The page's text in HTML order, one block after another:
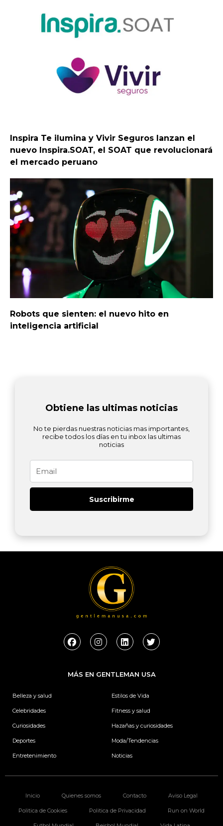
Inspira Te ilumina y Vivir Seguros lanzan el
nuevo Inspira.SOAT, el SOAT que revolucionará
el mercado peruano
Robots que sienten: el nuevo hito en
inteligencia artificial
Obtiene las ultimas noticias
No te pierdas nuestras noticias mas importantes,
recibe todos los días en tu inbox las ultimas
noticias
Suscribirme
F
a
b
o
I
n
a
g
L
i
e
d
n
T
w
t
e
MÁS EN GENTLEMAN USA
Belleza y salud
Celebridades
Curiosidades
Deportes
Entretenimiento
Estilos de Vida
Fitness y salud
Hazañas y curiosidades
Moda/Tendencias
Noticias
Inicio Quienes somos Contacto Aviso Legal
Politica de Cookies Politica de Privacidad Run on World